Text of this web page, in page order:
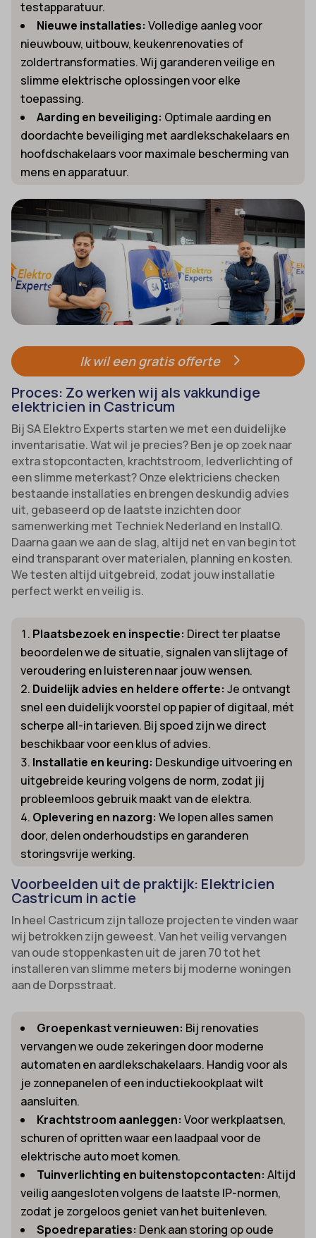
testapparatuur.
Nieuwe installaties: Volledige aanleg voor
nieuwbouw, uitbouw, keukenrenovaties of
zoldertransformaties. Wij garanderen veilige en
slimme elektrische oplossingen voor elke
toepassing.
Aarding en beveiliging: Optimale aarding en
doordachte beveiliging met aardlekschakelaars en
hoofdschakelaars voor maximale bescherming van
mens en apparatuur.
Ik wil een gratis offerte
Proces: Zo werken wij als vakkundige
elektricien in Castricum
Bij SA Elektro Experts starten we met een duidelijke
inventarisatie. Wat wil je precies? Ben je op zoek naar
extra stopcontacten, krachtstroom, ledverlichting of
een slimme meterkast? Onze elektriciens checken
bestaande installaties en brengen deskundig advies
uit, gebaseerd op de laatste inzichten door
samenwerking met Techniek Nederland en InstallQ.
Daarna gaan we aan de slag, altijd net en van begin tot
eind transparant over materialen, planning en kosten.
We testen altijd uitgebreid, zodat jouw installatie
perfect werkt en veilig is.
Plaatsbezoek en inspectie: Direct ter plaatse
beoordelen we de situatie, signalen van slijtage of
veroudering en luisteren naar jouw wensen.
Duidelijk advies en heldere offerte: Je ontvangt
snel een duidelijk voorstel op papier of digitaal, mét
scherpe all-in tarieven. Bij spoed zijn we direct
beschikbaar voor een klus of advies.
Installatie en keuring: Deskundige uitvoering en
uitgebreide keuring volgens de norm, zodat jij
probleemloos gebruik maakt van de elektra.
Oplevering en nazorg: We lopen alles samen
door, delen onderhoudstips en garanderen
storingsvrije werking.
Voorbeelden uit de praktijk: Elektricien
Castricum in actie
In heel Castricum zijn talloze projecten te vinden waar
wij betrokken zijn geweest. Van het veilig vervangen
van oude stoppenkasten uit de jaren 70 tot het
installeren van slimme meters bij moderne woningen
aan de Dorpsstraat.
Groepenkast vernieuwen: Bij renovaties
vervangen we oude zekeringen door moderne
automaten en aardlekschakelaars. Handig voor als
je zonnepanelen of een inductiekookplaat wilt
aansluiten.
Krachtstroom aanleggen: Voor werkplaatsen,
schuren of opritten waar een laadpaal voor de
elektrische auto moet komen.
Tuinverlichting en buitenstopcontacten: Altijd
veilig aangesloten volgens de laatste IP-normen,
zodat je zorgeloos geniet van het buitenleven.
Spoedreparaties: Denk aan storing op oude